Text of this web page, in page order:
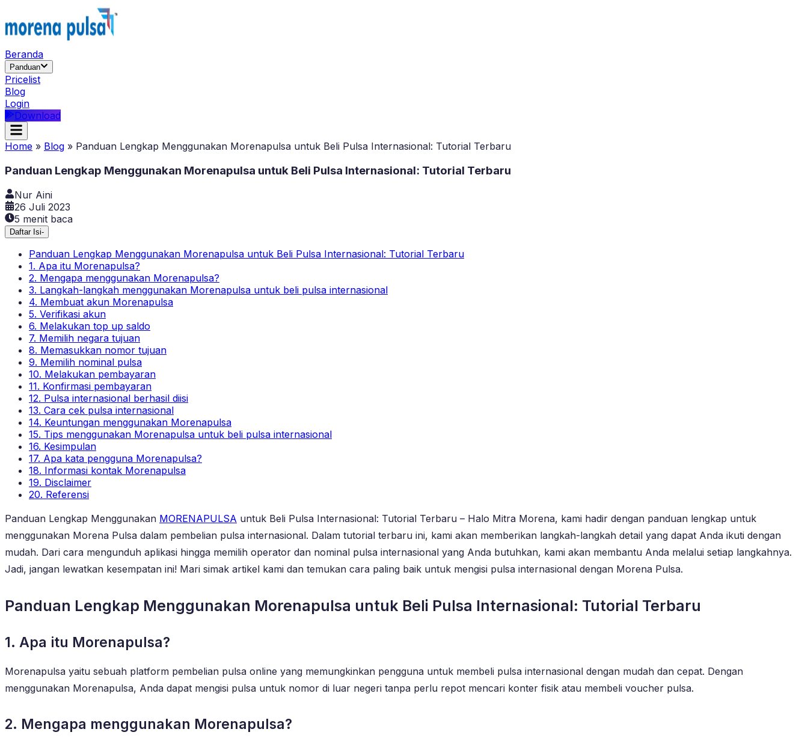
Beranda
Panduan
Pricelist
Blog
Login
Download
Home » Blog » Panduan Lengkap Menggunakan Morenapulsa untuk Beli Pulsa Internasional: Tutorial Terbaru
Panduan Lengkap Menggunakan Morenapulsa untuk Beli Pulsa Internasional: Tutorial Terbaru
Nur Aini
26 Juli 2023
5 menit baca
Daftar Isi-
Panduan Lengkap Menggunakan Morenapulsa untuk Beli Pulsa Internasional: Tutorial Terbaru
1. Apa itu Morenapulsa?
2. Mengapa menggunakan Morenapulsa?
3. Langkah-langkah menggunakan Morenapulsa untuk beli pulsa internasional
4. Membuat akun Morenapulsa
5. Verifikasi akun
6. Melakukan top up saldo
7. Memilih negara tujuan
8. Memasukkan nomor tujuan
9. Memilih nominal pulsa
10. Melakukan pembayaran
11. Konfirmasi pembayaran
12. Pulsa internasional berhasil diisi
13. Cara cek pulsa internasional
14. Keuntungan menggunakan Morenapulsa
15. Tips menggunakan Morenapulsa untuk beli pulsa internasional
16. Kesimpulan
17. Apa kata pengguna Morenapulsa?
18. Informasi kontak Morenapulsa
19. Disclaimer
20. Referensi
Panduan Lengkap Menggunakan MORENAPULSA untuk Beli Pulsa Internasional: Tutorial Terbaru – Halo Mitra Morena, kami hadir dengan panduan lengkap untuk
menggunakan Morena Pulsa dalam pembelian pulsa internasional. Dalam tutorial terbaru ini, kami akan memberikan langkah-langkah detail yang dapat Anda ikuti dengan
mudah. Dari cara mengunduh aplikasi hingga memilih operator dan nominal pulsa internasional yang Anda butuhkan, kami akan membantu Anda melalui setiap langkahnya.
Jadi, jangan lewatkan kesempatan ini! Mari simak artikel kami dan temukan cara paling baik untuk mengisi pulsa internasional dengan Morena Pulsa.
Panduan Lengkap Menggunakan Morenapulsa untuk Beli Pulsa Internasional: Tutorial Terbaru
1. Apa itu Morenapulsa?
Morenapulsa yaitu sebuah platform pembelian pulsa online yang memungkinkan pengguna untuk membeli pulsa internasional dengan mudah dan cepat. Dengan
menggunakan Morenapulsa, Anda dapat mengisi pulsa untuk nomor di luar negeri tanpa perlu repot mencari konter fisik atau membeli voucher pulsa.
2. Mengapa menggunakan Morenapulsa?